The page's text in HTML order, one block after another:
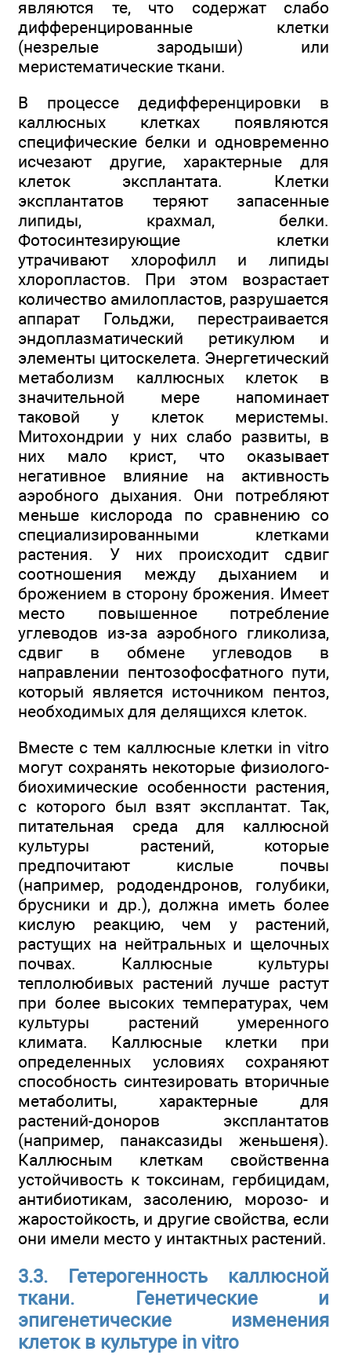
являются те, что содержат слабо
дифференцированные клетки
(незрелые зародыши) или
меристематические ткани.
В процессе дедифференцировки в
каллюсных клетках появляются
специфические белки и одновременно
исчезают другие, характерные для
клеток эксплантата. Клетки
эксплантатов теряют запасенные
липиды, крахмал, белки.
Фотосинтезирующие клетки
утрачивают хлорофилл и липиды
хлоропластов. При этом возрастает
количество амилопластов, разрушается
аппарат Гольджи, перестраивается
эндоплазматический ретикулюм и
элементы цитоскелета. Энергетический
метаболизм каллюсных клеток в
значительной мере напоминает
таковой у клеток меристемы.
Митохондрии у них слабо развиты, в
них мало крист, что оказывает
негативное влияние на активность
аэробного дыхания. Они потребляют
меньше кислорода по сравнению со
специализированными клетками
растения. У них происходит сдвиг
соотношения между дыханием и
брожением в сторону брожения. Имеет
место повышенное потребление
углеводов из-за аэробного гликолиза,
сдвиг в обмене углеводов в
направлении пентозофосфатного пути,
который является источником пентоз,
необходимых для делящихся клеток.
Вместе с тем каллюсные клетки in vitro
могут сохранять некоторые физиолого-
биохимические особенности растения,
с которого был взят эксплантат. Так,
питательная среда для каллюсной
культуры растений, которые
предпочитают кислые почвы
(например, рододендронов, голубики,
брусники и др.), должна иметь более
кислую реакцию, чем у растений,
растущих на нейтральных и щелочных
почвах. Каллюсные культуры
теплолюбивых растений лучше растут
при более высоких температурах, чем
культуры растений умеренного
климата. Каллюсные клетки при
определенных условиях сохраняют
способность синтезировать вторичные
метаболиты, характерные для
растений-доноров эксплантатов
(например, панаксазиды женьшеня).
Каллюсным клеткам свойственна
устойчивость к токсинам, гербицидам,
антибиотикам, засолению, морозо- и
жаростойкость, и другие свойства, если
они имели место у интактных растений.
3.3. Гетерогенность каллюсной
ткани. Генетические и
эпигенетические изменения
клеток в культуре in vitro